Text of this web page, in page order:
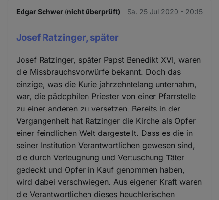
Edgar Schwer (nicht überprüft) Sa. 25 Jul 2020 - 20:15
Josef Ratzinger, später
Josef Ratzinger, später Papst Benedikt XVI, waren
die Missbrauchsvorwürfe bekannt. Doch das
einzige, was die Kurie jahrzehntelang unternahm,
war, die pädophilen Priester von einer Pfarrstelle
zu einer anderen zu versetzen. Bereits in der
Vergangenheit hat Ratzinger die Kirche als Opfer
einer feindlichen Welt dargestellt. Dass es die in
seiner Institution Verantwortlichen gewesen sind,
die durch Verleugnung und Vertuschung Täter
gedeckt und Opfer in Kauf genommen haben,
wird dabei verschwiegen. Aus eigener Kraft waren
die Verantwortlichen dieses heuchlerischen